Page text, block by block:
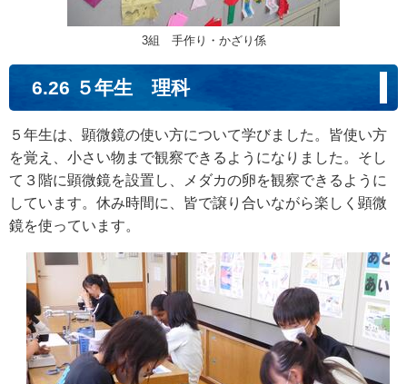
3組 手作り・かざり係
6.26 ５年生 理科
５年生は、顕微鏡の使い方について学びました。皆使い方
を覚え、小さい物まで観察できるようになりました。そし
て３階に顕微鏡を設置し、メダカの卵を観察できるように
しています。休み時間に、皆で譲り合いながら楽しく顕微
鏡を使っています。